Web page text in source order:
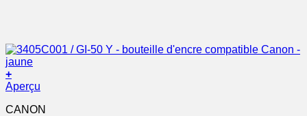
+
Aperçu
CANON